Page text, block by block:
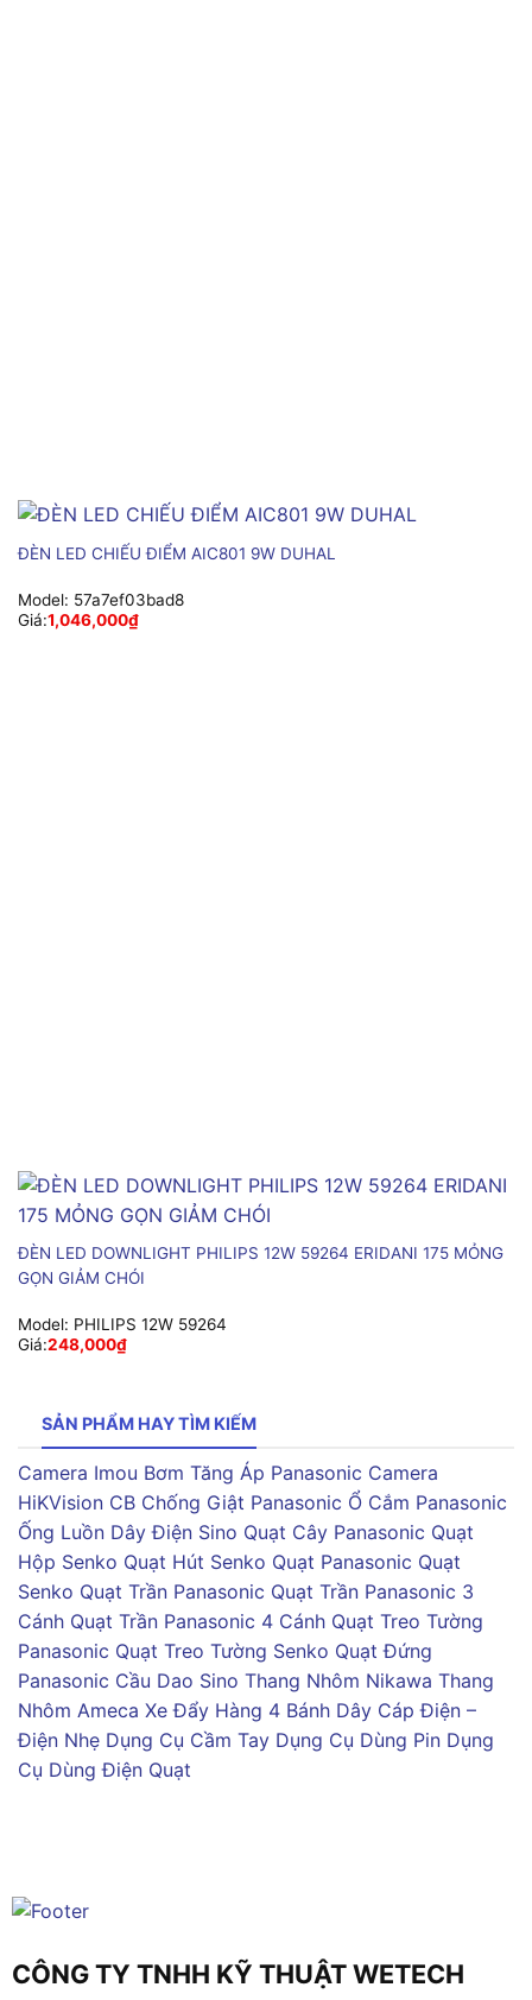
ĐÈN LED CHIẾU ĐIỂM AIC801 9W DUHAL
Model: 57a7ef03bad8
Giá:1,046,000₫
ĐÈN LED DOWNLIGHT PHILIPS 12W 59264 ERIDANI 175 MỎNG
GỌN GIẢM CHÓI
Model: PHILIPS 12W 59264
Giá:248,000₫
SẢN PHẨM HAY TÌM KIẾM
Camera Imou Bơm Tăng Áp Panasonic Camera
HiKVision CB Chống Giật Panasonic Ổ Cắm Panasonic
Ống Luồn Dây Điện Sino Quạt Cây Panasonic Quạt
Hộp Senko Quạt Hút Senko Quạt Panasonic Quạt
Senko Quạt Trần Panasonic Quạt Trần Panasonic 3
Cánh Quạt Trần Panasonic 4 Cánh Quạt Treo Tường
Panasonic Quạt Treo Tường Senko Quạt Đứng
Panasonic Cầu Dao Sino Thang Nhôm Nikawa Thang
Nhôm Ameca Xe Đẩy Hàng 4 Bánh Dây Cáp Điện –
Điện Nhẹ Dụng Cụ Cầm Tay Dụng Cụ Dùng Pin Dụng
Cụ Dùng Điện Quạt
CÔNG TY TNHH KỸ THUẬT WETECH